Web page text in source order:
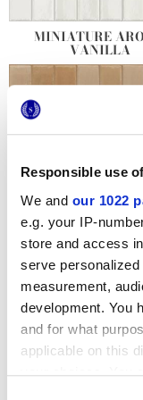
Responsible use
We and our 1022
e.g. your IP-
store and access
serve
measurement,
development. You
and for what
applicable on this
your choices. You
MINIATURE
VANILLA
MINIATURE
CANNELLA